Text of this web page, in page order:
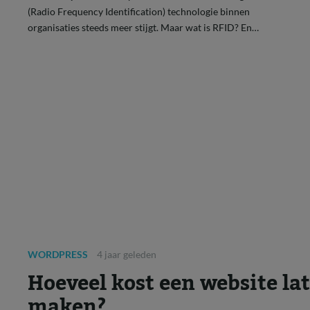
(Radio Frequency Identification) technologie binnen
organisaties steeds meer stijgt. Maar wat is RFID? En…
WORDPRESS 4 jaar geleden
Hoeveel kost een website